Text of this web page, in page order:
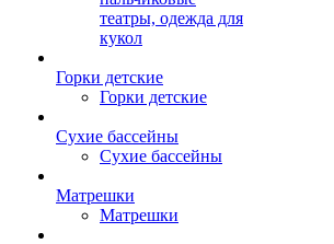
театры, одежда для
кукол
Горки детские
Горки детские
Сухие бассейны
Сухие бассейны
Матрешки
Матрешки